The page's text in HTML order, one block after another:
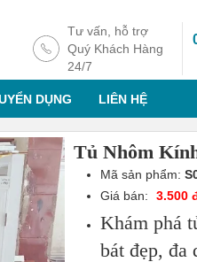
Tư vấn, hỗ trợ
Quý Khách Hàng
24/7
DỤNG LIÊN HỆ
Tủ Nhôm
Mã sản phẩm:
Giá bán:
3.500
Khám phá
bát đẹp, đa